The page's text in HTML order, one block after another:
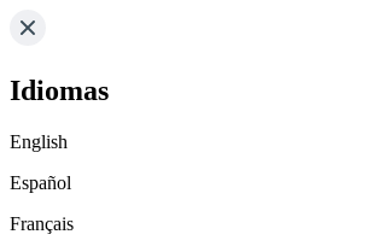
Idiomas
English
Español
Français